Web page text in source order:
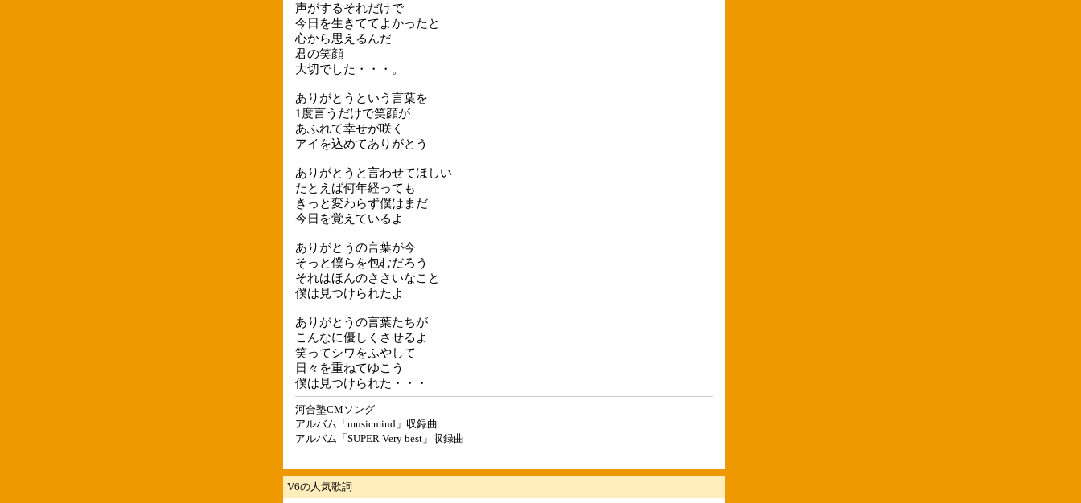
声がするそれだけで
今日を生きててよかったと
心から思えるんだ
君の笑顔
大切でした・・・。
ありがとうという言葉を
1度言うだけで笑顔が
あふれて幸せが咲く
アイを込めてありがとう
ありがとうと言わせてほしい
たとえば何年経っても
きっと変わらず僕はまだ
今日を覚えているよ
ありがとうの言葉が今
そっと僕らを包むだろう
それはほんのささいなこと
僕は見つけられたよ
ありがとうの言葉たちが
こんなに優しくさせるよ
笑ってシワをふやして
日々を重ねてゆこう
僕は見つけられた・・・
河合塾CMソング
アルバム「musicmind」収録曲
アルバム「SUPER Very best」収録曲
V6の人気歌詞